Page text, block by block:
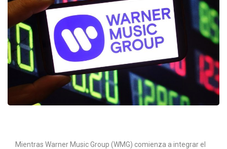
Mientras Warner Music Group (WMG) comienza a integrar el